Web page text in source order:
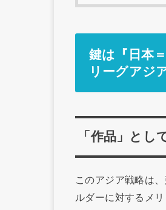
鍵は『日本
リーグアジ
「作品」と
このアジア戦略は
ルダーに対するメ